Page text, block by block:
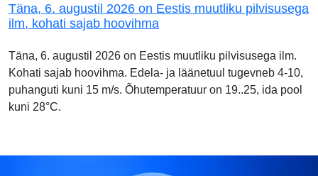
Täna, 6. augustil 2026 on Eestis muutliku pilvisusega
ilm, kohati sajab hoovihma
Täna, 6. augustil 2026 on Eestis muutliku pilvisusega ilm.
Kohati sajab hoovihma. Edela- ja läänetuul tugevneb 4-10,
puhanguti kuni 15 m/s. Õhutemperatuur on 19..25, ida pool
kuni 28°C.